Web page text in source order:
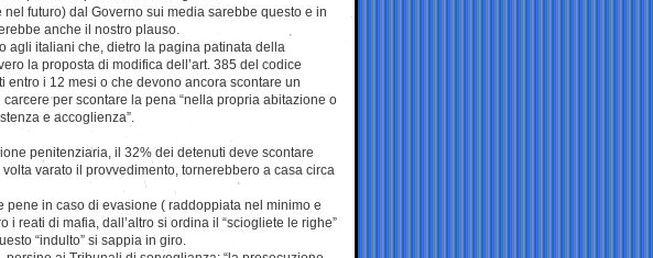
futuro) dal Governo sui media sarebbe questo e in
anche il nostro plauso.
agli italiani che, dietro la pagina patinata della
la proposta di modifica dell’art. 385 del codice
i 12 mesi o che devono ancora scontare un
per scontare la pena “nella propria abitazione o
e accoglienza”.
penitenziaria, il 32% dei detenuti deve scontare
varato il provvedimento, tornerebbero a casa circa
pene in caso di evasione ( raddoppiata nel minimo e
reati di mafia, dall’altro si ordina il “sciogliete le righe”
“indulto” si sappia in giro.